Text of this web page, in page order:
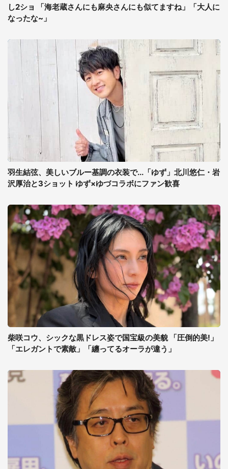
し2ショ 「海老蔵さんにも麻央さんにも似てますね」「大人に
なったな~」
羽生結弦、美しいブルー基調の衣装で...「ゆず」北川悠仁・岩
沢厚治と3ショット ゆず×ゆづコラボにファン歓喜
柴咲コウ、シックな黒ドレス姿で国宝級の美貌 「圧倒的美!」
「エレガントで素敵」「纏ってるオーラが違う」